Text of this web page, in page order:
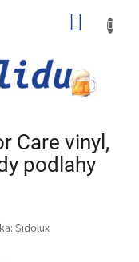
Care vinyl,
podlahy
Sidolux